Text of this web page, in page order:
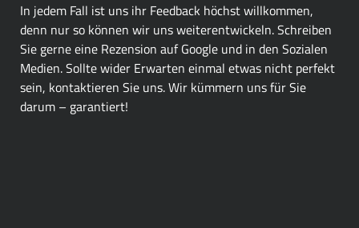
In jedem Fall ist uns ihr Feedback höchst willkommen,
denn nur so können wir uns weiterentwickeln. Schreiben
Sie gerne eine Rezension auf Google und in den Sozialen
Medien. Sollte wider Erwarten einmal etwas nicht perfekt
sein, kontaktieren Sie uns. Wir kümmern uns für Sie
darum – garantiert!